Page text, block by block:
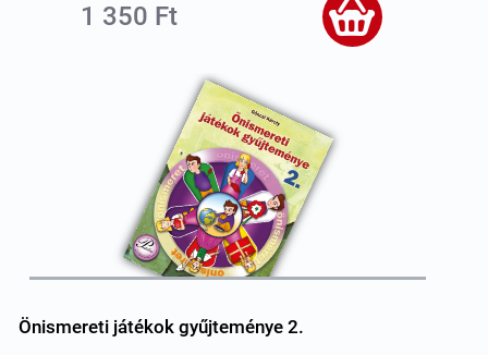
1 350 Ft
Önismereti játékok gyűjteménye 2.